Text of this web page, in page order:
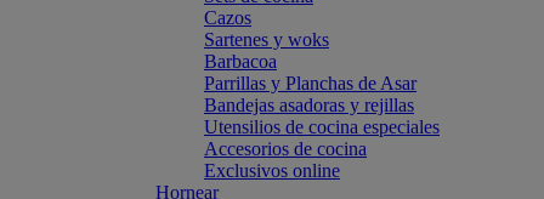
Cazos
Sartenes y woks
Barbacoa
Parrillas y Planchas de Asar
Bandejas asadoras y rejillas
Utensilios de cocina especiales
Accesorios de cocina
Exclusivos online
Hornear